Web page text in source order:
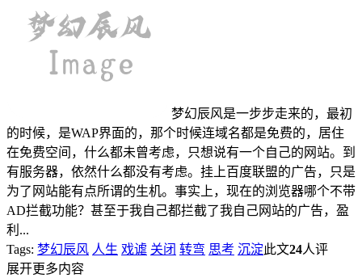
梦幻辰风是一步步走来的，最初
的时候，是WAP界面的，那个时候连域名都是免费的，居住
在免费空间，什么都未曾考虑，只想说有一个自己的网站。到
有服务器，依然什么都没有考虑。挂上百度联盟的广告，只是
为了网站能有点所谓的生机。事实上，现在的浏览器哪个不带
AD拦截功能？甚至于我自己都拦截了我自己网站的广告，盈
利...
Tags: 梦幻辰风 人生 戏谑 关闭 转弯 思考 沉淀此文24人评
展开更多内容